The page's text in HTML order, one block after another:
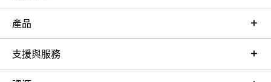
產品
支援與服務